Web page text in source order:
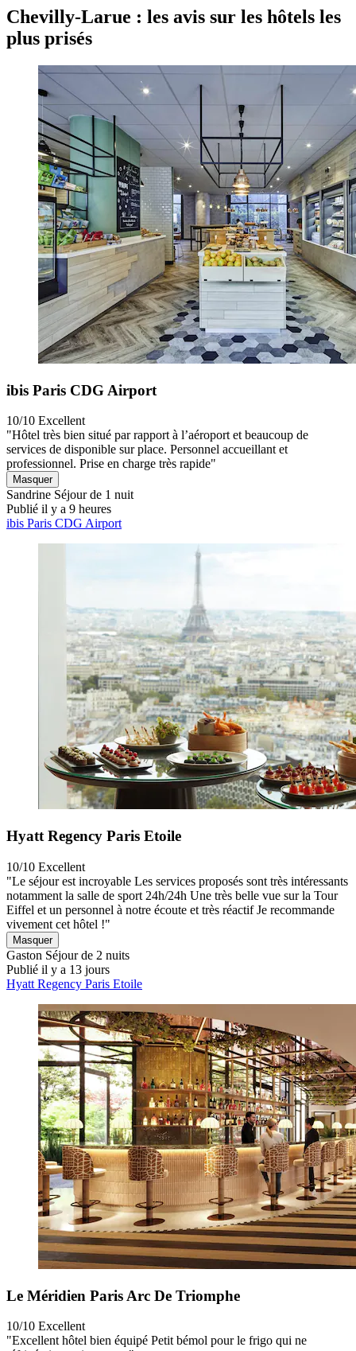
Chevilly-Larue : les avis sur les hôtels les
plus prisés
ibis Paris CDG Airport
10/10 Excellent
"Hôtel très bien situé par rapport à l’aéroport et beaucoup de
services de disponible sur place. Personnel accueillant et
professionnel. Prise en charge très rapide"
Masquer
Sandrine Séjour de 1 nuit
Publié il y a 9 heures
ibis Paris CDG Airport
Hyatt Regency Paris Etoile
10/10 Excellent
"Le séjour est incroyable Les services proposés sont très intéressants
notamment la salle de sport 24h/24h Une très belle vue sur la Tour
Eiffel et un personnel à notre écoute et très réactif Je recommande
vivement cet hôtel !"
Masquer
Gaston Séjour de 2 nuits
Publié il y a 13 jours
Hyatt Regency Paris Etoile
Le Méridien Paris Arc De Triomphe
10/10 Excellent
"Excellent hôtel bien équipé Petit bémol pour le frigo qui ne